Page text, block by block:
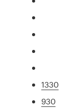
1330
930